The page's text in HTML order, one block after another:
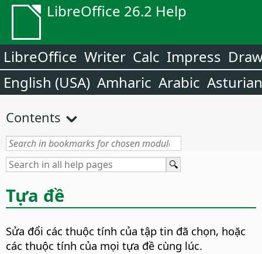
LibreOffice 26.2 Help
LibreOffice Writer Calc Impress
English (USA) Amharic Arabic Asturian
Contents
Tựa đề
Sửa đổi các thuộc tính của tập tin đã chọn, hoặc
các thuộc tính của mọi tựa đề cùng lúc.